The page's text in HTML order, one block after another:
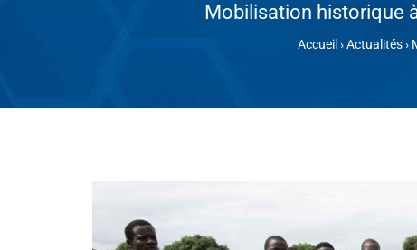
Mobilisation historique
Accueil ›Actualités›